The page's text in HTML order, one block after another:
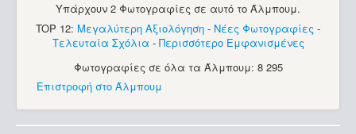
Apple IIc_44
Υπάρχουν 2 Φωτογραφίες σε αυτό το Άλμπουμ.
TOP 12: Μεγαλύτερη Αξιολόγηση - Νέες Φωτογραφίες -
Τελευταία Σχόλια - Περισσότερο Εμφανισμένες
Φωτογραφίες σε όλα τα Άλμπουμ: 8 295
Επιστροφή στο Άλμπουμ